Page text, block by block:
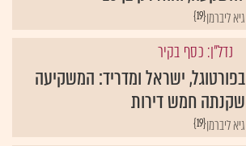
{19}גיא ליברמן
נדל"ן: כסף בקיר
בפורטוגל, ישראל ומדריד: המשקיעה
שקנתה חמש דירות
{19}גיא ליברמן